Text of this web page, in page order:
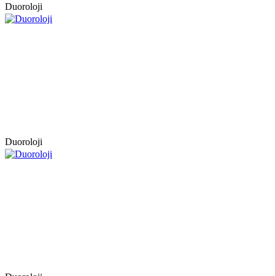
Duoroloji
Duoroloji